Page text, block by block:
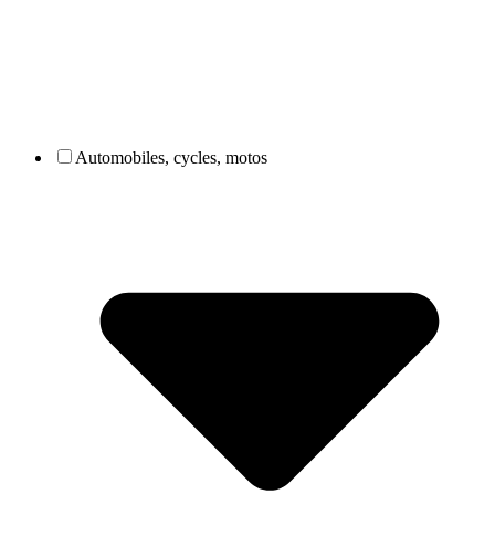
Automobiles, cycles, motos